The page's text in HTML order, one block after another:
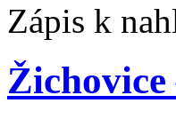
Zápis k